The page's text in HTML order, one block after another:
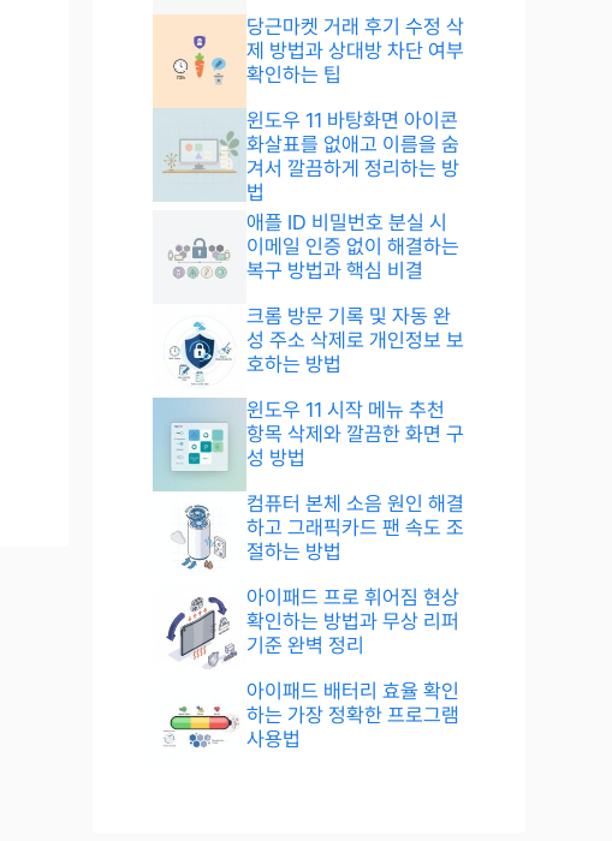
당근마켓 거래 후기 수정 삭
제 방법과 상대방 차단 여부
확인하는 팁
윈도우 11 바탕화면 아이콘
화살표를 없애고 이름을 숨
겨서 깔끔하게 정리하는 방
법
애플 ID 비밀번호 분실 시
이메일 인증 없이 해결하는
복구 방법과 핵심 비결
크롬 방문 기록 및 자동 완
성 주소 삭제로 개인정보 보
호하는 방법
윈도우 11 시작 메뉴 추천
항목 삭제와 깔끔한 화면 구
성 방법
컴퓨터 본체 소음 원인 해결
하고 그래픽카드 팬 속도 조
절하는 방법
아이패드 프로 휘어짐 현상
확인하는 방법과 무상 리퍼
기준 완벽 정리
아이패드 배터리 효율 확인
하는 가장 정확한 프로그램
사용법